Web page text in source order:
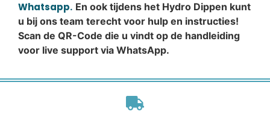
Whatsapp. En ook tijdens het Hydro Dippen kunt
u bij ons team terecht voor hulp en instructies!
Scan de QR-Code die u vindt op de handleiding
voor live support via WhatsApp.